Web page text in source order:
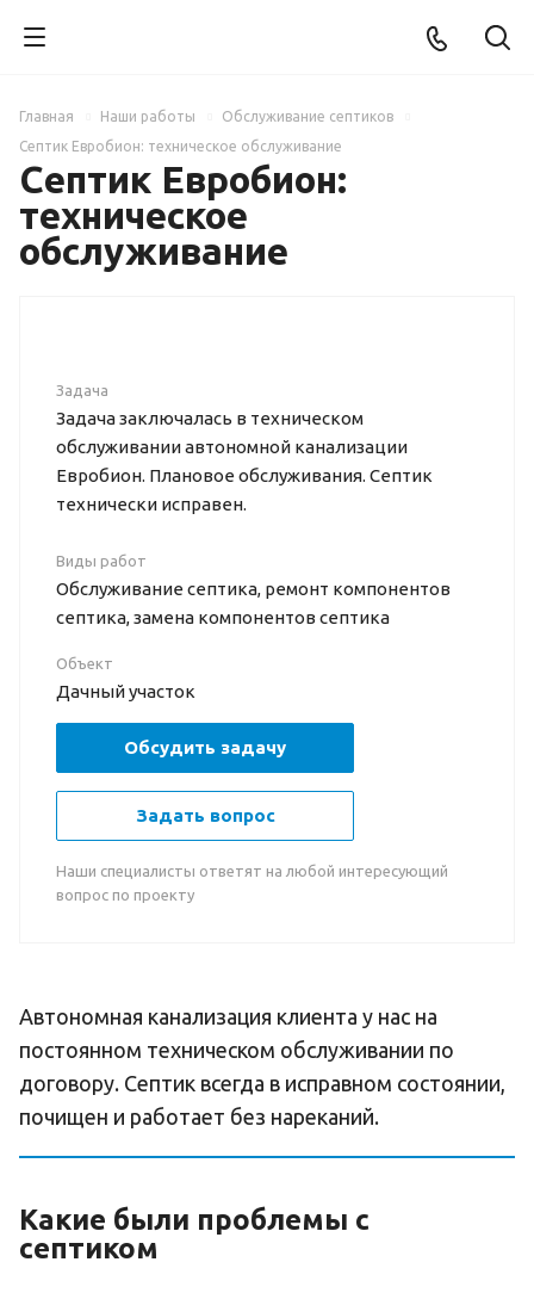
Главная Наши работы
Обслуживание септиков
Септик Евробион: техническое обслуживание
Септик Евробион:
техническое
обслуживание
Задача
Задача заключалась в техническом
обслуживании автономной канализации
Евробион. Плановое обслуживания. Септик
технически исправен.
Виды работ
Обслуживание септика, ремонт компонентов
септика, замена компонентов септика
Объект
Дачный участок
Обсудить задачу
Задать вопрос
Наши специалисты ответят на любой интересующий
вопрос по проекту
Автономная канализация клиента у нас на
постоянном техническом обслуживании по
договору. Септик всегда в исправном состоянии,
почищен и работает без нареканий.
Какие были проблемы с
септиком